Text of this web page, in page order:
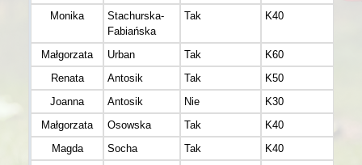
Monika
Stachurska-
Fabiańska
Tak K40
Małgorzata Urban Tak
K60
Renata
Antosik Tak
K50
Joanna
Antosik Nie
K30
Małgorzata
Osowska Tak
K40
Magda
Socha Tak
K40